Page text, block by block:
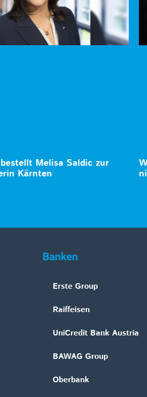
Melisa Saldic zur
Kärnten
Banken
Erste Group
Raiffeisen
UniCredit Bank Austria
BAWAG Group
Oberbank